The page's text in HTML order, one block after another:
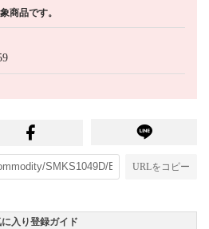
商品です。
URLをコピー
に入り登録ガイド